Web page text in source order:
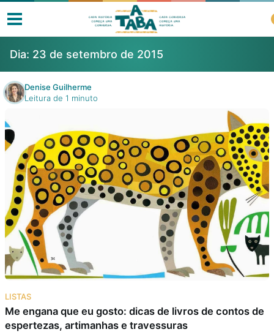
Livros
Resenhas
Clube de Leitores
Listas
Como ler?
Na escola
Na família
Dia: 23 de setembro de 2015
Denise Guilherme
Leitura de 1 minuto
LISTAS
Me engana que eu gosto: dicas de livros de contos de
espertezas, artimanhas e travessuras